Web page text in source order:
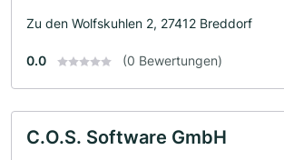
Zu den Wolfskuhlen 2, 27412 Breddorf
0.0 (0 Bewertungen)
C.O.S. Software GmbH